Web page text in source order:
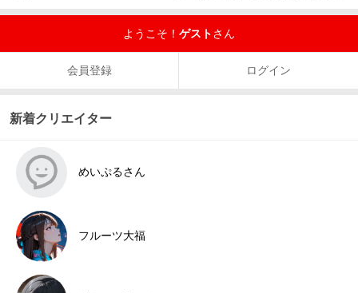
ようこそ！ ゲストさん
会員登録 ログイン
新着クリエイター
めいぷるさん
フルーツ大福